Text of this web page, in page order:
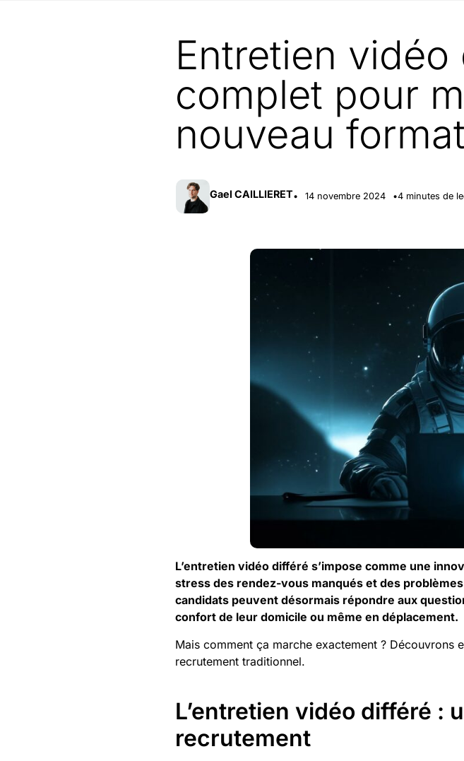
Entretien
complet pour
nouveau
Gael CAILLIERET 14 novembre 2024 4 minutes de
L’entretien vidéo différé s’impose comme une
stress des rendez-vous manqués et des
candidats peuvent désormais répondre aux
confort de leur domicile ou même en déplacement.
Mais comment ça marche exactement ?
recrutement traditionnel.
L’entretien vidéo différé :
recrutement